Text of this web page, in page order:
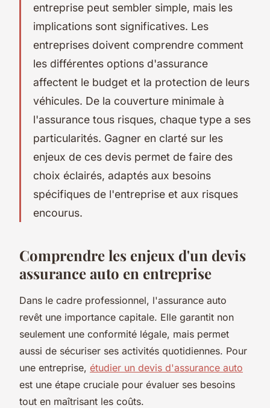
entreprise peut sembler simple, mais les
implications sont significatives. Les
entreprises doivent comprendre comment
les différentes options d'assurance
affectent le budget et la protection de leurs
véhicules. De la couverture minimale à
l'assurance tous risques, chaque type a ses
particularités. Gagner en clarté sur les
enjeux de ces devis permet de faire des
choix éclairés, adaptés aux besoins
spécifiques de l'entreprise et aux risques
encourus.
Comprendre les enjeux d'un devis
assurance auto en entreprise
Dans le cadre professionnel, l'assurance auto
revêt une importance capitale. Elle garantit non
seulement une conformité légale, mais permet
aussi de sécuriser ses activités quotidiennes. Pour
une entreprise, étudier un devis d'assurance auto
est une étape cruciale pour évaluer ses besoins
tout en maîtrisant les coûts.